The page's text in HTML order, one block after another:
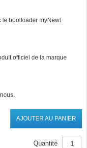
le bootloader myNewt
officiel de la marque
AJOUTER AU PANIER
Quantité